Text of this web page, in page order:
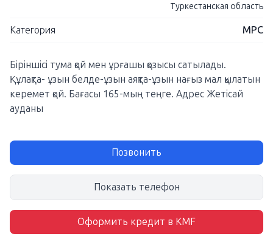
Туркестанская область
Категория МРС
Біріншісі тума қой мен ұрғашы қозысы сатылады.
Құлақта- ұзын белде-ұзын аяқта-ұзын нағыз мал қылатын
керемет қой. Бағасы 165-мың теңге. Адрес Жетісай
ауданы
Позвонить
Показать телефон
Оформить кредит в KMF